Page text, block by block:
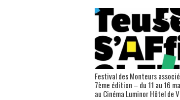
Festival des Monteurs
7ème édition – du 11 au 16
au Cinéma Luminor Hôtel de